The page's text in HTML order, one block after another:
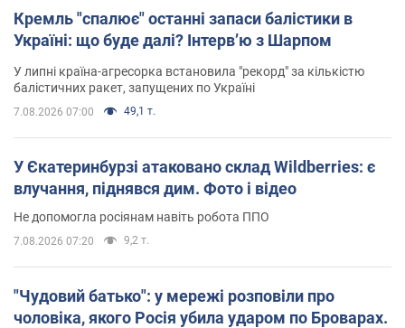
Кремль "спалює" останні запаси балістики в
Україні: що буде далі? Інтерв’ю з Шарпом
У липні країна-агресорка встановила "рекорд" за кількістю
балістичних ракет, запущених по Україні
7.08.2026 07:00 49,1 т.
У Єкатеринбурзі атаковано склад Wildberries: є
влучання, піднявся дим. Фото і відео
Не допомогла росіянам навіть робота ППО
7.08.2026 07:20 9,2 т.
"Чудовий батько": у мережі розповіли про
чоловіка, якого Росія убила ударом по Броварах.